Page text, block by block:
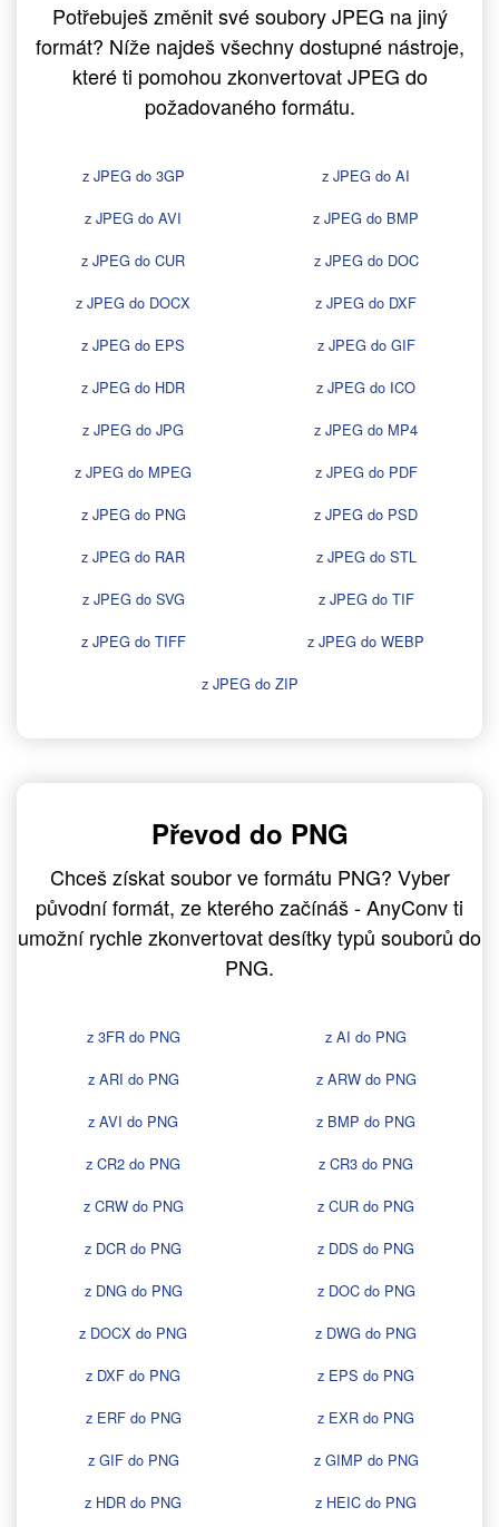
Potřebuješ změnit své soubory JPEG na jiný
formát? Níže najdeš všechny dostupné nástroje,
které ti pomohou zkonvertovat JPEG do
požadovaného formátu.
z JPEG do 3GP
z JPEG do AI
z JPEG do AVI
z JPEG do BMP
z JPEG do CUR
z JPEG do DOC
z JPEG do DOCX
z JPEG do DXF
z JPEG do EPS
z JPEG do GIF
z JPEG do HDR
z JPEG do ICO
z JPEG do JPG
z JPEG do MP4
z JPEG do MPEG
z JPEG do PDF
z JPEG do PNG
z JPEG do PSD
z JPEG do RAR
z JPEG do STL
z JPEG do SVG
z JPEG do TIF
z JPEG do TIFF
z JPEG do WEBP
z JPEG do ZIP
Převod do PNG
Chceš získat soubor ve formátu PNG? Vyber
původní formát, ze kterého začínáš - AnyConv ti
umožní rychle zkonvertovat desítky typů souborů do
PNG.
z 3FR do PNG
z AI do PNG
z ARI do PNG
z ARW do PNG
z AVI do PNG
z BMP do PNG
z CR2 do PNG
z CR3 do PNG
z CRW do PNG
z CUR do PNG
z DCR do PNG
z DDS do PNG
z DNG do PNG
z DOC do PNG
z DOCX do PNG
z DWG do PNG
z DXF do PNG
z EPS do PNG
z ERF do PNG
z EXR do PNG
z GIF do PNG
z GIMP do PNG
z HDR do PNG
z HEIC do PNG